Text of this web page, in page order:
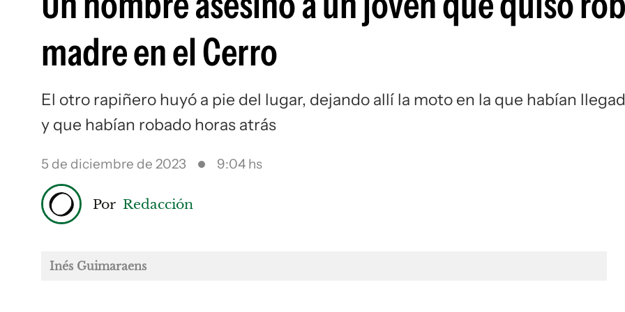
madre en el Cerro
El otro rapiñero huyó a pie del lugar, dejando allí la moto en la que habían
y que habían robado horas atrás
5 de diciembre de 2023 9:04 hs
Por Redacción
Inés Guimaraens